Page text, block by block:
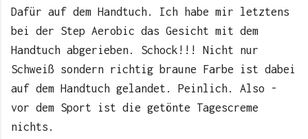
Dafür auf dem Handtuch. Ich habe mir letztens
bei der Step Aerobic das Gesicht mit dem
Handtuch abgerieben. Schock!!! Nicht nur
Schweiß sondern richtig braune Farbe ist dabei
auf dem Handtuch gelandet. Peinlich. Also -
vor dem Sport ist die getönte Tagescreme
nichts.